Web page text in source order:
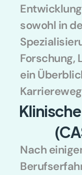
sowohl in
Forschung,
ein
Nach